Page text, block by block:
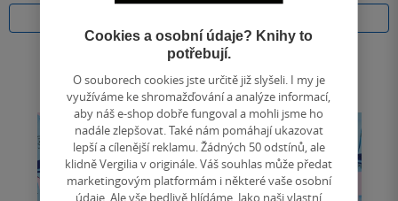
Cookies a osobní údaje? Knihy to
potřebují.
O souborech cookies jste určitě již slyšeli. I my je
využíváme ke shromažďování a analýze informací,
aby náš e-shop dobře fungoval a mohli jsme ho
nadále zlepšovat. Také nám pomáhají ukazovat
lepší a cílenější reklamu. Žádných 50 odstínů, ale
klidně Vergilia v originále. Váš souhlas může předat
marketingovým platformám i některé vaše osobní
údaje. Ale vše bedlivě hlídáme. Jako naši vlastní